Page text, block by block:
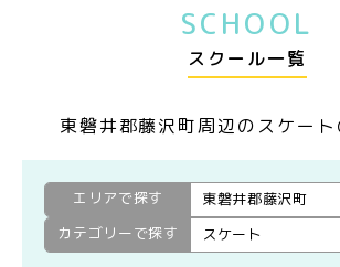
SCHOOL
スクール一覧
東磐井郡藤沢町周辺のスケー
エリアで探す 東磐井郡藤沢町
カテゴリーで探す
スケート